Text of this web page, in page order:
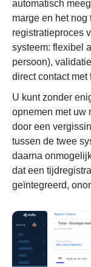
automatisch
marge en het nog
registratieproces
systeem: flexibel
persoon),
direct contact met
U kunt zonder
opnemen met uw
door een
tussen de twee
daarna
dat een
geïntegreerd,